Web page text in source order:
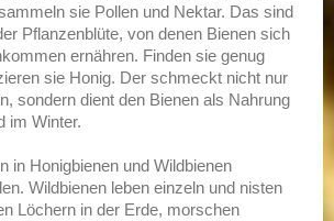
sie Pollen und Nektar. Das sind
Pflanzenblüte, von denen Bienen sich
ernähren. Finden sie genug
sie Honig. Der schmeckt nicht nur
sondern dient den Bienen als Nahrung
im Winter.
in Honigbienen und Wildbienen
Wildbienen leben einzeln und nisten
Löchern in der Erde, morschen